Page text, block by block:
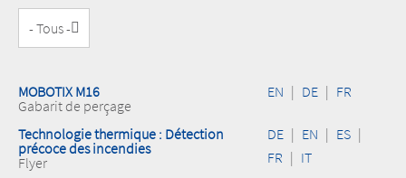
MOBOTIX M16
Gabarit de perçage
EN | DE | FR
Technologie thermique : Détection
précoce des incendies
Flyer
DE | EN | ES |
FR | IT